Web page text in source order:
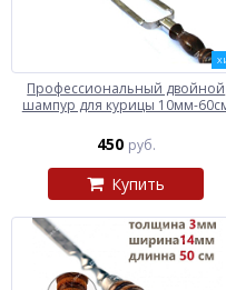
Профессиональный двойной
шампур для курицы 10мм-
450 руб.
Купить